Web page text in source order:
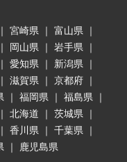
宮崎県｜ 富山県｜
岡山県｜ 岩手県｜
愛知県｜ 新潟県｜
滋賀県｜ 京都府｜
｜ 福岡県｜ 福島県｜
北海道 ｜ 茨城県｜
香川県｜ 千葉県｜
｜ 鹿児島県